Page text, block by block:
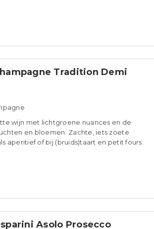
Een feestelijk aperitief met een droge
Heerlijk bij amuses of andere verfijnde